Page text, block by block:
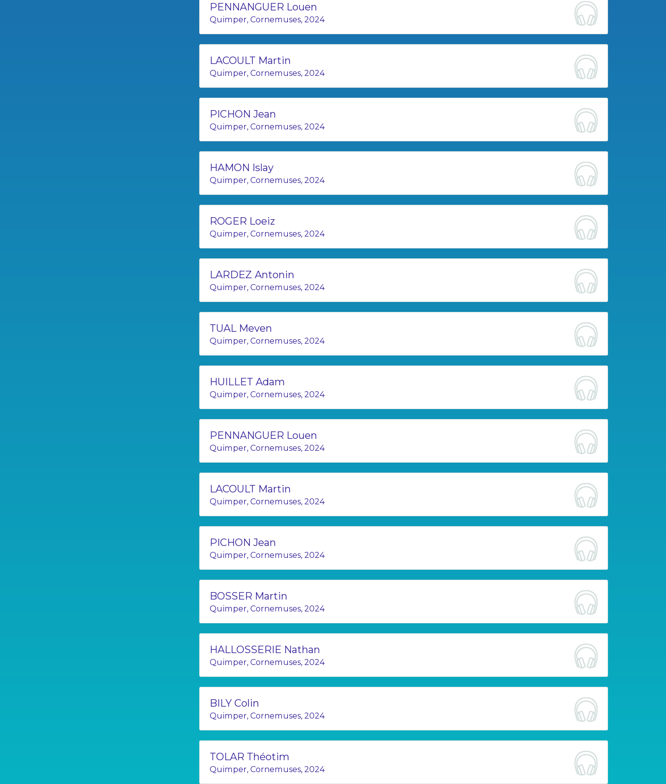
PENNANGUER Louen
Quimper, Cornemuses, 2024
LACOULT Martin
Quimper, Cornemuses, 2024
PICHON Jean
Quimper, Cornemuses, 2024
HAMON Islay
Quimper, Cornemuses, 2024
ROGER Loeiz
Quimper, Cornemuses, 2024
LARDEZ Antonin
Quimper, Cornemuses, 2024
TUAL Meven
Quimper, Cornemuses, 2024
HUILLET Adam
Quimper, Cornemuses, 2024
PENNANGUER Louen
Quimper, Cornemuses, 2024
LACOULT Martin
Quimper, Cornemuses, 2024
PICHON Jean
Quimper, Cornemuses, 2024
BOSSER Martin
Quimper, Cornemuses, 2024
HALLOSSERIE Nathan
Quimper, Cornemuses, 2024
BILY Colin
Quimper, Cornemuses, 2024
TOLAR Théotim
Quimper, Cornemuses, 2024